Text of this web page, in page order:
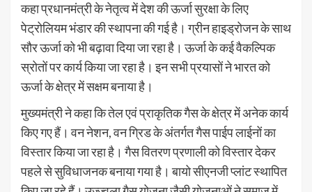
कहा प्रधानमंत्री के नेतृत्व में देश की ऊर्जा सुरक्षा के लिए
पेट्रोलियम भंडार की स्थापना की गई है। ग्रीन हाइड्रोजन के साथ
सौर ऊर्जा को भी बढ़ावा दिया जा रहा है। ऊर्जा के कई वैकल्पिक
स्रोतों पर कार्य किया जा रहा है। इन सभी प्रयासों ने भारत को
ऊर्जा के क्षेत्र में सक्षम बनाया है।
मुख्यमंत्री ने कहा कि तेल एवं प्राकृतिक गैस के क्षेत्र में अनेक कार्य
किए गए हैं। वन नेशन, वन ग्रिड के अंतर्गत गैस पाईप लाईनों का
विस्तार किया जा रहा है। गैस वितरण प्रणाली को विस्तार देकर
पहले से सुविधाजनक बनाया गया है। बायो सीएनजी प्लांट स्थापित